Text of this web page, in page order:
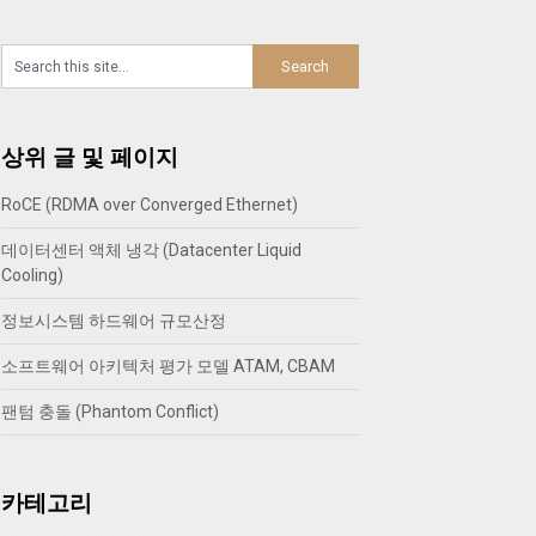
상위 글 및 페이지
RoCE (RDMA over Converged Ethernet)
데이터센터 액체 냉각 (Datacenter Liquid
Cooling)
정보시스템 하드웨어 규모산정
소프트웨어 아키텍처 평가 모델 ATAM, CBAM
팬텀 충돌 (Phantom Conflict)
카테고리